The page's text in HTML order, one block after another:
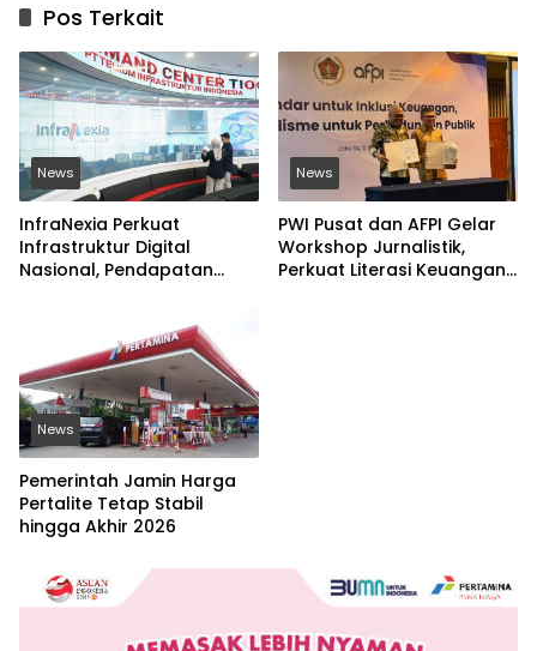
Pos Terkait
News
InfraNexia Perkuat
Infrastruktur Digital
Nasional, Pendapatan
News
PWI Pusat dan AFPI Gelar
Workshop Jurnalistik,
Perkuat Literasi Keuangan
News
Pemerintah Jamin Harga
Pertalite Tetap Stabil
hingga Akhir 2026